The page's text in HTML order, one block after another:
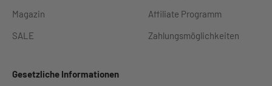
Magazin
SALE
Affiliate Programm
Zahlungsmöglichkeiten
Gesetzliche Informationen